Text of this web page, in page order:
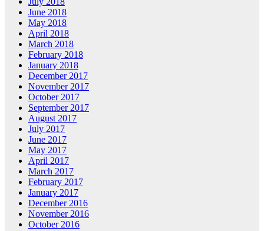
June 2018
May 2018
April 2018
March 2018
February 2018
January 2018
December 2017
November 2017
October 2017
September 2017
August 2017
July 2017
June 2017
May 2017
April 2017
March 2017
February 2017
January 2017
December 2016
November 2016
October 2016